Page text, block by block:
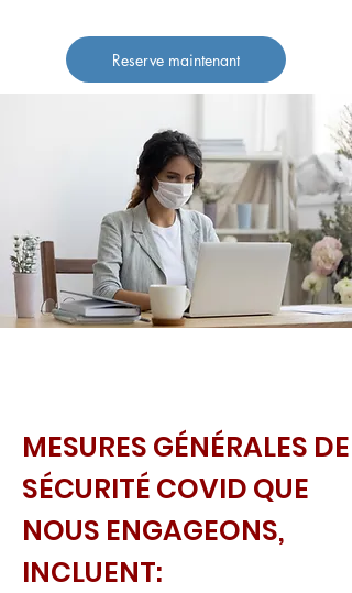
Reserve maintenant
MESURES GÉNÉRALES DE
SÉCURITÉ COVID QUE
NOUS ENGAGEONS,
INCLUENT: